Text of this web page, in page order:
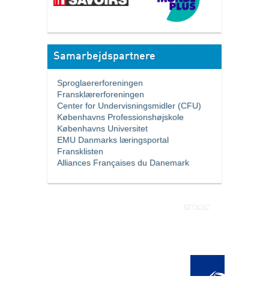
Samarbejdspartnere
Sproglaererforeningen
Fransklærerforeningen
Center for Undervisningsmidler (CFU)
Københavns Professionshøjskole
Københavns Universitet
EMU Danmarks læringsportal
Fransklisten
Alliances Françaises du Danemark